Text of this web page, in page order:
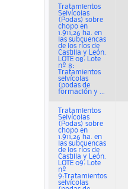
Tratamientos
Selvícolas
(Podas) sobre
chopo en
1.911,26 ha. en
las subcuencas
de los ríos de
Castilla y León.
LOTE 08: Lote
nº 8:
Tratamientos
selvícolas
(podas de
formación y ...
Tratamientos
Selvícolas
(Podas) sobre
chopo en
1.911,26 ha. en
las subcuencas
de los ríos de
Castilla y León.
LOTE 09: Lote
nº
9:Tratamientos
selvícolas